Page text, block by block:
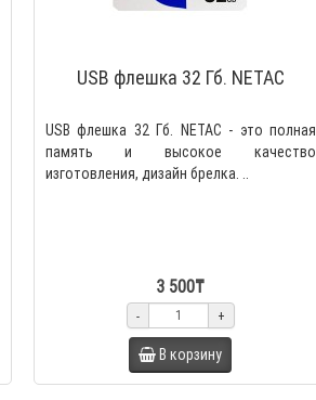
USB флешка 32 Гб. NETAC
USB флешка 32 Гб. NETAC - это полная
память и высокое качество
изготовления, дизайн брелка. ..
3 500₸
- +
В корзину